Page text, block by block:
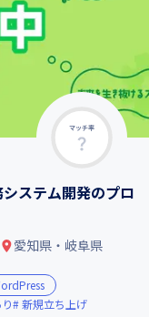
マッチ率
ステム開発のプロ
愛知県・岐阜県
新規立ち上げ